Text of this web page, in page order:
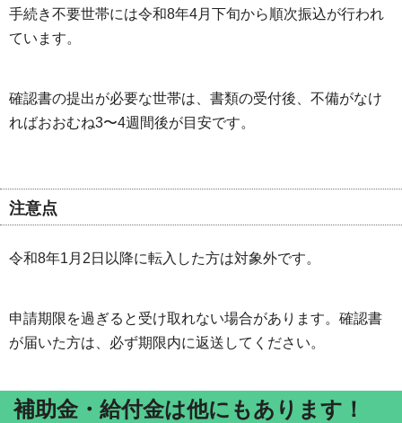
手続き不要世帯には令和8年4月下旬から順次振込が行われ
ています。
確認書の提出が必要な世帯は、書類の受付後、不備がなけ
ればおおむね3〜4週間後が目安です。
注意点
令和8年1月2日以降に転入した方は対象外です。
申請期限を過ぎると受け取れない場合があります。確認書
が届いた方は、必ず期限内に返送してください。
補助金・給付金は他にもあります！